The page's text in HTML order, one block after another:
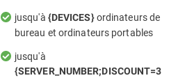
jusqu'à {DEVICES}ordinateurs de
bureau et ordinateurs portables
jusqu'à
{SERVER_NUMBER;DISCOUNT=3